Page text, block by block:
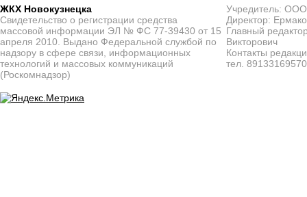
ЖКХ Новокузнецка
Свидетельство о регистрации средства
массовой информации ЭЛ № ФС 77-39430 от 15
апреля 2010. Выдано Федеральной службой по
надзору в сфере связи, информационных
технологий и массовых коммуникаций
(Роскомнадзор)
Учредитель:
Директор:
Главный
Викторович
Контакты
тел. 89133169570